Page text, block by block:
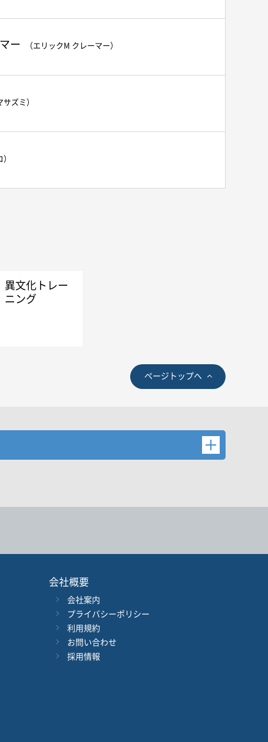
ー （エリックM クレーマー）
サズミ）
異文化トレー
ニング
ページトップへ
月 ～
Google 立ち読み
会社概要
会社案内
プライバシーポリシー
利用規約
お問い合わせ
採用情報